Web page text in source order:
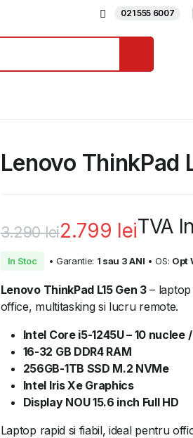
021 555 6007
Lenovo ThinkPad
3.290lei
Prețul
inițial
a
fost:
3.290 lei.
2.799 lei
Prețul
curent
este:
2.799 lei.
TVA
In Stoc • Garantie: 1 sau 3 ANI • OS: Opt
Lenovo ThinkPad L15 Gen 3– laptop
office, multitasking si lucru remote.
Intel Core i5-1245U – 10 nuclee
16-32 GB DDR4 RAM
256GB-1TB SSD M.2 NVMe
Intel Iris Xe Graphics
Display NOU 15.6 inch Full HD
Laptop rapid si fiabil, ideal pentru